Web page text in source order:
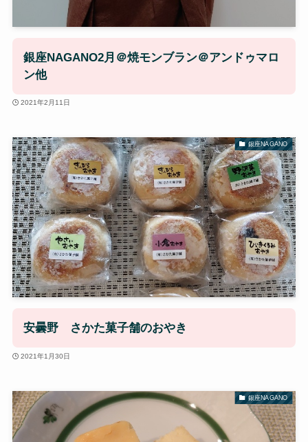
銀座NAGANO2月＠焼モンブラン＠アンドゥマロ
ン他
2021年2月11日
銀座NAGANO
安曇野 さかた菓子舗のおやき
2021年1月30日
銀座NAGANO